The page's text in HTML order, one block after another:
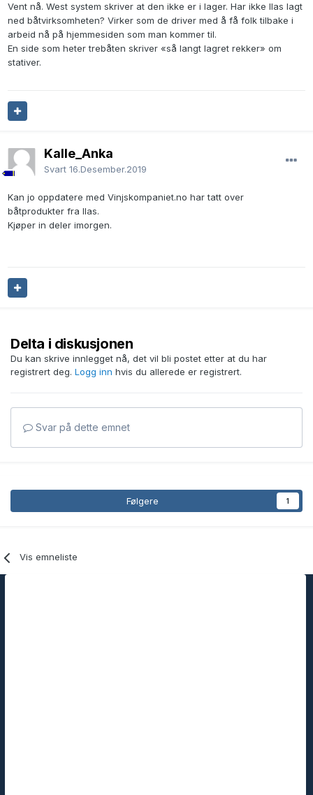
Vent nå. West system skriver at den ikke er i lager. Har ikke Ilas lagt
ned båtvirksomheten? Virker som de driver med å få folk tilbake i
arbeid nå på hjemmesiden som man kommer til.
En side som heter trebåten skriver «så langt lagret rekker» om
stativer.
Kalle_Anka
Svart 16.Desember.2019
Kan jo oppdatere med Vinjskompaniet.no har tatt over
båtprodukter fra Ilas.
Kjøper in deler imorgen.
Delta i diskusjonen
Du kan skrive innlegget nå, det vil bli postet etter at du har
registrert deg. Logg inn hvis du allerede er registrert.
Svar på dette emnet
Følgere 1
Vis emneliste